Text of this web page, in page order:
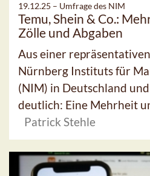
19.12.25 – Umfrage des NIM
Temu, Shein & Co.:
Zölle und Abgaben
Aus einer
Nürnberg Instituts für
(NIM) in Deutschland
deutlich: Eine Mehrheit
Patrick Stehle